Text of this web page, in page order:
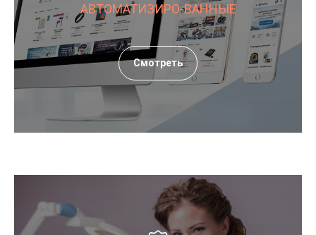
АВТОМАТИЗИРО-ВАННЫЕ
Смотреть